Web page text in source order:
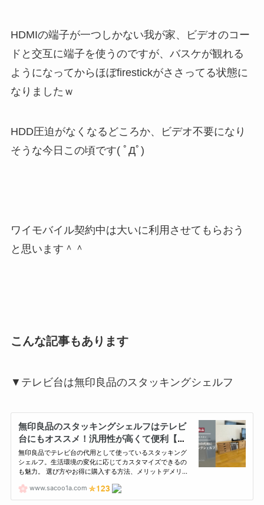
HDMIの端子が一つしかない我が家、ビデオのコー
ドと交互に端子を使うのですが、バスケが観れる
ようになってからほぼfirestickがささってる状態に
なりましたｗ
HDD圧迫がなくなるどころか、ビデオ不要になり
そうな今日この頃です( ﾟДﾟ)
ワイモバイル契約中は大いに利用させてもらおう
と思います＾＾
こんな記事もあります
▼テレビ台は無印良品のスタッキングシェルフ